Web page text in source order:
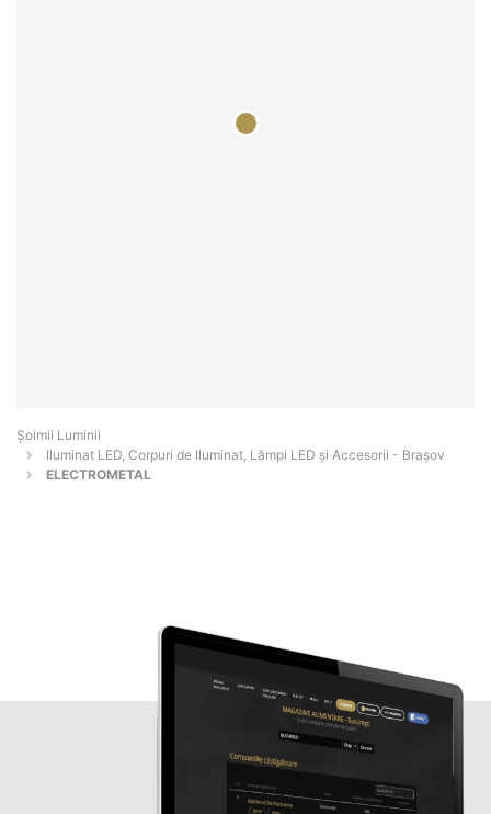
Șoimii Luminii
Iluminat LED, Corpuri de Iluminat, Lămpi LED și Accesorii - Braşov
ELECTROMETAL